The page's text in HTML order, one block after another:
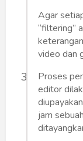
hiburan
luas.
terawat
Agar
“filtering”
video dan
Proses
editor
jam